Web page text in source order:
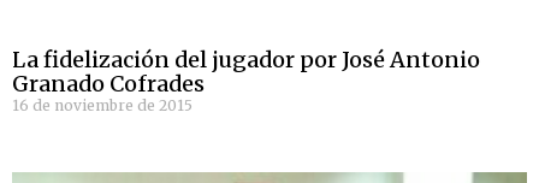
La fidelización del jugador por José Antonio
Granado Cofrades
16 de noviembre de 2015